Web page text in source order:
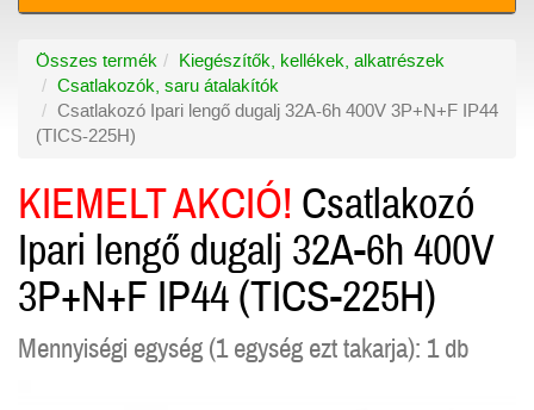
Összes termék
Kiegészítők, kellékek, alkatrészek
Csatlakozók, saru átalakítók
Csatlakozó Ipari lengő dugalj 32A-6h 400V 3P+N+F IP44
(TICS-225H)
KIEMELT AKCIÓ! Csatlakozó
Ipari lengő dugalj 32A-6h 400V
3P+N+F IP44 (TICS-225H)
Mennyiségi egység (1 egység ezt takarja): 1 db